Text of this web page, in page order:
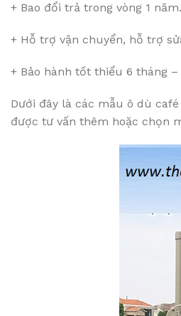
+ Bao đổi trả trong vòng 1 năm.
+ Hỗ trợ vận chuyển, hỗ trợ
+ Bảo hành tốt thiểu 6 tháng –
Dưới đây là các mẫu ô dù
được tư vấn thêm hoặc chọn